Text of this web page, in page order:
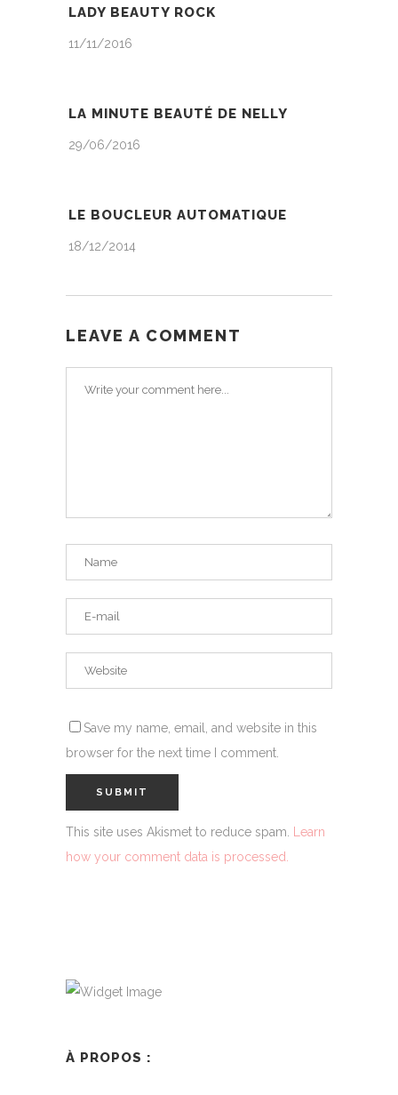
LADY BEAUTY ROCK
11/11/2016
LA MINUTE BEAUTÉ DE NELLY
29/06/2016
LE BOUCLEUR AUTOMATIQUE
18/12/2014
LEAVE A COMMENT
Save my name, email, and website in this
browser for the next time I comment.
This site uses Akismet to reduce spam. Learn
how your comment data is processed.
À PROPOS :